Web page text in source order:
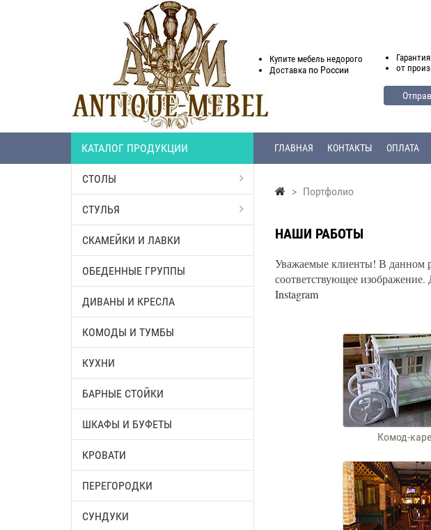
Купите мебель недорого
Доставка по России
Гарантия
от
КАТАЛОГ ПРОДУКЦИИ ГЛАВНАЯ КОНТАКТЫ ОПЛАТА
СТОЛЫ
СТУЛЬЯ
СКАМЕЙКИ И ЛАВКИ
ОБЕДЕННЫЕ ГРУППЫ
ДИВАНЫ И КРЕСЛА
КОМОДЫ И ТУМБЫ
КУХНИ
БАРНЫЕ СТОЙКИ
ШКАФЫ И БУФЕТЫ
КРОВАТИ
ПЕРЕГОРОДКИ
СУНДУКИ
> Портфолио
НАШИ РАБОТЫ
Уважаемые клиенты! В данном
соответствующее
Instagram
Комод-